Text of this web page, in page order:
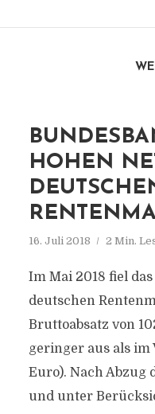
HOHEN
16. Juli 2018 2 Min.
Im Mai 2018 fiel
deutschen
Bruttoabsatz von
geringer aus als im
Euro). Nach Abzug
und unter